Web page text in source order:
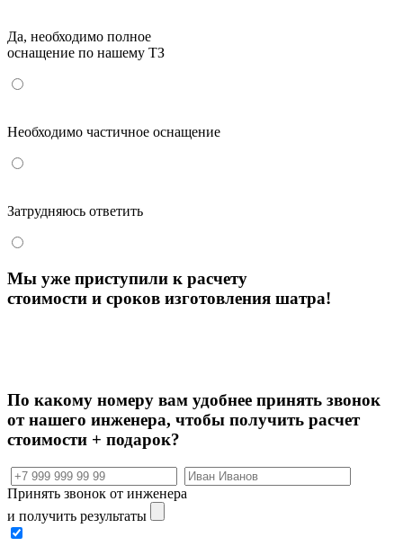
Да, необходимо полное
оснащение по нашему ТЗ
Необходимо частичное оснащение
Затрудняюсь ответить
Мы уже приступили к расчету
стоимости и сроков изготовления шатра!
По какому номеру вам удобнее принять звонок
от нашего инженера, чтобы получить расчет
стоимости + подарок?
Принять звонок от инженера
и получить результаты